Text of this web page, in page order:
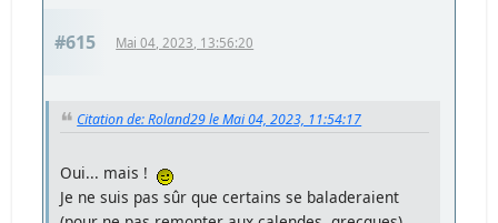
#615 Mai 04, 2023, 13:56:20
Citation de: Roland29 le Mai 04, 2023, 11:54:17
Oui... mais !
Je ne suis pas sûr que certains se baladeraient